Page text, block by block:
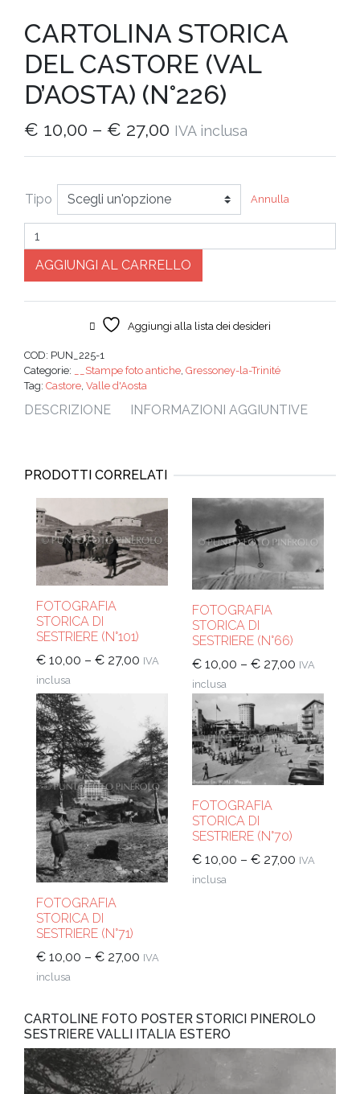
CARTOLINA STORICA
DEL CASTORE (VAL
D’AOSTA) (N°226)
€ 10,00 – € 27,00 IVA inclusa
Tipo Annulla
Quantità
AGGIUNGI AL CARRELLO
Aggiungi alla lista dei desideri
COD: PUN_225-1
Categorie:
__Stampe foto antiche Gressoney-la-Trinité
Tag: Castore Valle d'Aosta
DESCRIZIONE INFORMAZIONI AGGIUNTIVE
PRODOTTI CORRELATI
FOTOGRAFIA
STORICA DI
SESTRIERE (N°101)
€ 10,00 – € 27,00 IVA
inclusa
FOTOGRAFIA
STORICA DI
SESTRIERE (N°66)
€ 10,00 – € 27,00 IVA
inclusa
FOTOGRAFIA
STORICA DI
SESTRIERE (N°71)
€ 10,00 – € 27,00 IVA
inclusa
FOTOGRAFIA
STORICA DI
SESTRIERE (N°70)
€ 10,00 – € 27,00 IVA
inclusa
CARTOLINE FOTO POSTER STORICI PINEROLO
SESTRIERE VALLI ITALIA ESTERO